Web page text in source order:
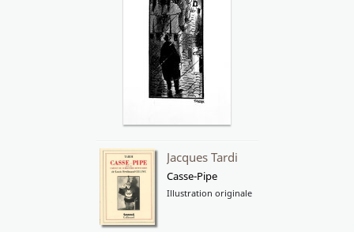
Jacques Tardi
Casse-Pipe
Illustration originale